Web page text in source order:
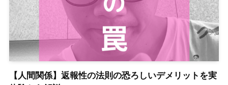
【人間関係】返報性の法則の恐ろしいデメリットを実